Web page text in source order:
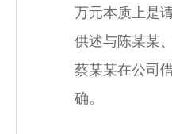
万元本质上是
供述与陈某某
蔡某某在公司
确。